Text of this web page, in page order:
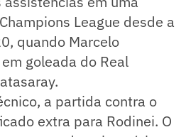
League desde a
quando Marcelo
goleada do Real
a partida contra o
extra para Rodinei. O